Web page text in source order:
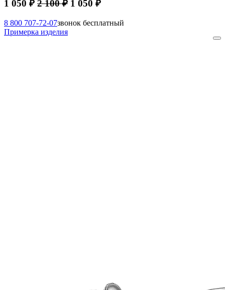
1 050 ₽ 2 100 ₽ 1 050 ₽
8 800 707-72-07звонок бесплатный
Примерка изделия